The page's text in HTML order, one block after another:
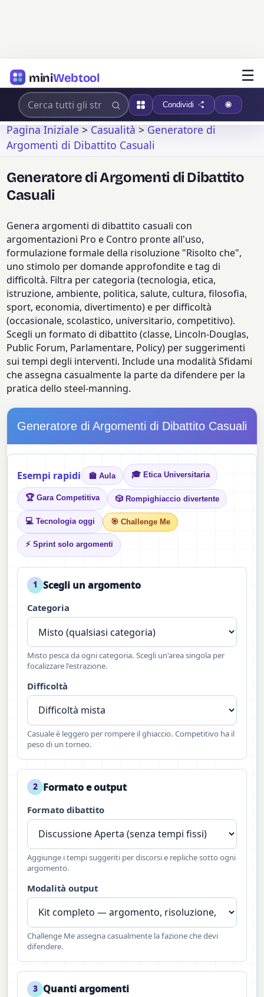
miniWebtool ☰
Condividi
Pagina Iniziale>Casualità>Generatore di
Argomenti di Dibattito Casuali
Generatore di Argomenti di Dibattito
Casuali
Genera argomenti di dibattito casuali con
argomentazioni Pro e Contro pronte all'uso,
formulazione formale della risoluzione "Risolto che",
uno stimolo per domande approfondite e tag di
difficoltà. Filtra per categoria (tecnologia, etica,
istruzione, ambiente, politica, salute, cultura, filosofia,
sport, economia, divertimento) e per difficoltà
(occasionale, scolastico, universitario, competitivo).
Scegli un formato di dibattito (classe, Lincoln-Douglas,
Public Forum, Parlamentare, Policy) per suggerimenti
sui tempi degli interventi. Include una modalità Sfidami
che assegna casualmente la parte da difendere per la
pratica dello steel-manning.
Generatore di Argomenti di Dibattito Casuali
Esempi rapidi 🏫 Aula 🎓 Etica Universitaria
🏆 Gara Competitiva 🎲 Rompighiaccio divertente
💻 Tecnologia oggi 🎯 Challenge Me
⚡ Sprint solo argomenti
1 Scegli un argomento
Categoria
Misto pesca da ogni categoria. Scegli un'area singola per
focalizzare l'estrazione.
Difficoltà
Casuale è leggero per rompere il ghiaccio. Competitivo ha il
peso di un torneo.
2 Formato e output
Formato dibattito
Aggiunge i tempi suggeriti per discorsi e repliche sotto ogni
argomento.
Modalità output
Challenge Me assegna casualmente la fazione che devi
difendere.
3 Quanti argomenti